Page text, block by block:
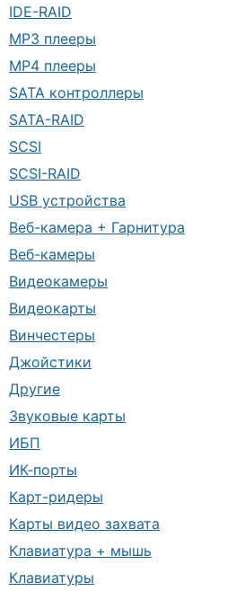
IDE-RAID
MP3 плееры
MP4 плееры
SATA контроллеры
SATA-RAID
SCSI
SCSI-RAID
USB устройства
Веб-камера + Гарнитура
Веб-камеры
Видеокамеры
Видеокарты
Винчестеры
Джойстики
Другие
Звуковые карты
ИБП
ИК-порты
Карт-ридеры
Карты видео захвата
Клавиатура + мышь
Клавиатуры